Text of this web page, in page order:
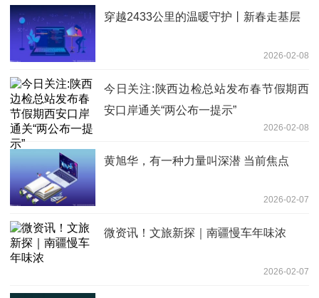
穿越2433公里的温暖守护丨新春走基层
2026-02-08
今日关注:陕西边检总站发布春节假期西
安口岸通关“两公布一提示”
2026-02-08
黄旭华，有一种力量叫深潜 当前焦点
2026-02-07
微资讯！文旅新探｜南疆慢车年味浓
2026-02-07